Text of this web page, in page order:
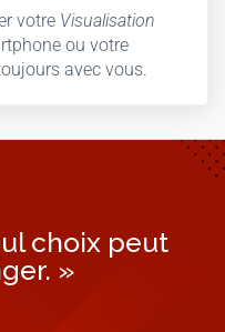
votre Visualisation
ou votre
avec vous.
choix peut
»